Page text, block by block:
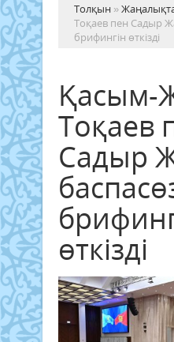
Толқын »
Тоқаев пен Садыр
брифингін өткізді
Қасым-
Тоқаев
Садыр
өткізді